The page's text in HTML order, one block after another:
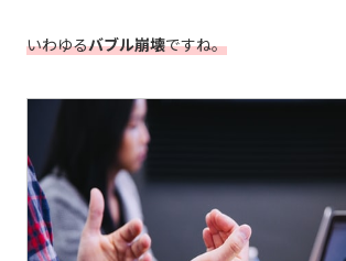
いわゆるバブル崩壊ですね。